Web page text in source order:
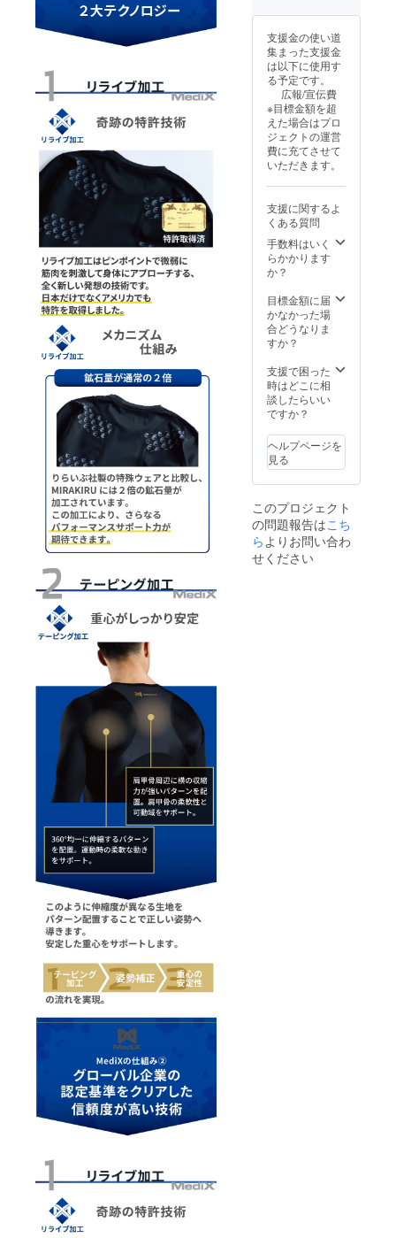
業者登
録番号
の記載
のある
インボ
イスが
必要な
場合
は、
CAMPF
IREメッ
セージ
にて実
行者に
直接お
問合せ
くださ
い
使用部
材の供
給状
況、製
造工程
上の都
合等に
より出
荷時期
が遅れ
る場合
があり
ます。
※適格請
求書発
行事業
者登録
番号:あ
発行事
業者登
録番号
インボ
イスが
必要な
場合
CAMPF
IREメッ
セージ
にて実
直接お
問合せ
くださ
い
い。 ※
皆様の
ご支援
により
量産効
率が向
上した
場合、
正規販
売価格
が販売
予定価
格より
可能性
もござ
いま
す。 ※
使用部
材の供
給状
上の都
合等に
より出
荷時期
る場合
があり
ます。
※適格請
行事業
者登録
番号:あ
り 適格
請求書
ト】
ある質
問】
【注意
事項】
は必ず
お読み
くださ
い。 ※
デザイ
ン 仕様
は変更
可能性
もござ
いま
す。ご
了承く
い。 ※
皆様の
ご支援
により
率が向
上した
場合、
正規販
が販売
予定価
格より
下がる
もござ
いま
す。 ※
ご注文
状況、
支援金の使い道
集まった支援金
は以下に使用す
る予定です。
広報/宣伝費
※目標金額を超
えた場合はプロ
ジェクトの運営
費に充てさせて
いただきます。
支援に関するよ
くある質問
手数料はいく
らかかります
か？
目標金額に届
かなかった場
合どうなりま
すか？
支援で困った
時はどこに相
談したらいい
ですか？
ヘルプページを
見る
このプロジェクト
の問題報告はこち
ら よりお問い合わ
せください